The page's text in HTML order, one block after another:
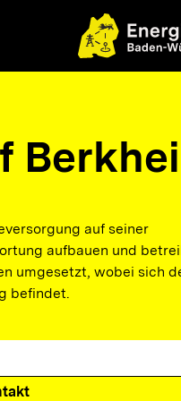
auf seiner
aufbauen und
umgesetzt, wobei sich
befindet.